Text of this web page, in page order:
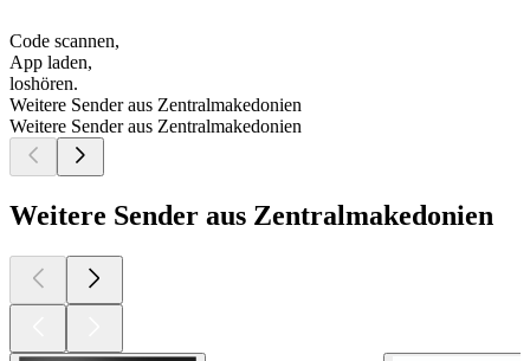
Code scannen,
App laden,
loshören.
Weitere Sender aus Zentralmakedonien
Weitere Sender aus Zentralmakedonien
Weitere Sender aus Zentralmakedonien